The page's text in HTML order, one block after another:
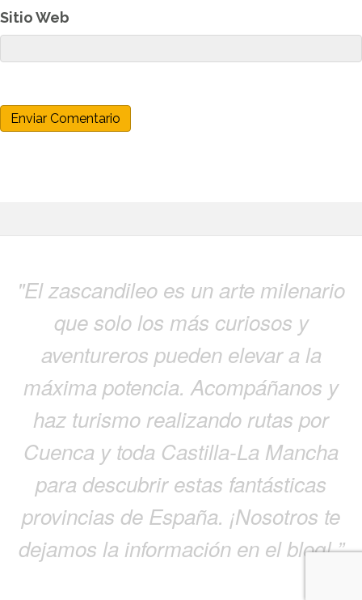
Sitio Web
"El zascandileo es un arte milenario
que solo los más curiosos y
aventureros pueden elevar a la
máxima potencia. Acompáñanos y
haz turismo realizando rutas por
Cuenca y toda Castilla-La Mancha
para descubrir estas fantásticas
provincias de España. ¡Nosotros te
dejamos la información en el blog! ”